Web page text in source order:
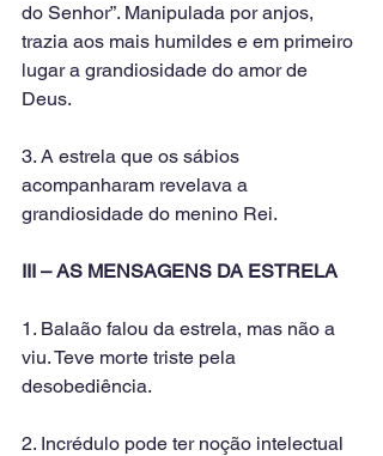
do Senhor”. Manipulada por anjos,
trazia aos mais humildes e em primeiro
lugar a grandiosidade do amor de
Deus.
3. A estrela que os sábios
acompanharam revelava a
grandiosidade do menino Rei.
III – AS MENSAGENS DA ESTRELA
1. Balaão falou da estrela, mas não a
viu. Teve morte triste pela
desobediência.
2. Incrédulo pode ter noção intelectual